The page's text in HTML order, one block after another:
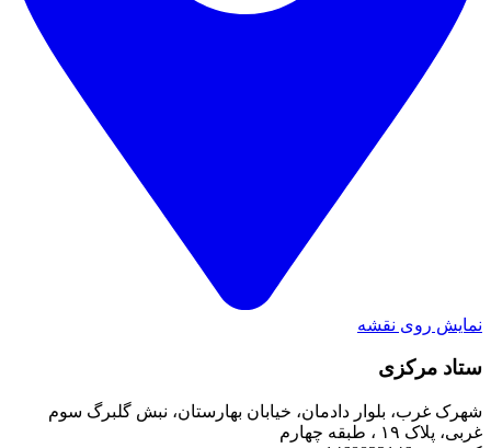
نمایش روی نقشه
ستاد مرکزی
شهرک غرب، بلوار دادمان، خیابان بهارستان، نبش گلبرگ سوم
غربی، پلاک ۱۹ ، طبقه چهارم